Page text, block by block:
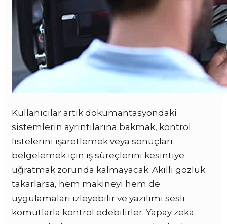
Kullanıcılar artık dokümantasyondaki
sistemlerin ayrıntılarına bakmak, kontrol
listelerini işaretlemek veya sonuçları
belgelemek için iş süreçlerini kesintiye
uğratmak zorunda kalmayacak. Akıllı gözlük
takarlarsa, hem makineyi hem de
uygulamaları izleyebilir ve yazılımı sesli
komutlarla kontrol edebilirler. Yapay zeka